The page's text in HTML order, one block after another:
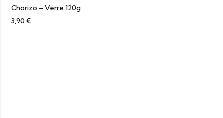
Chorizo – Verre 120g
3,90 €